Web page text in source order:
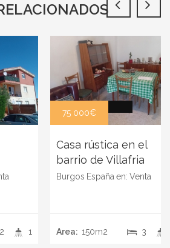
1
2
75 000€
Casa rústica en el
barrio de Villafria
Burgos España en: Venta
Area: 150m2 3